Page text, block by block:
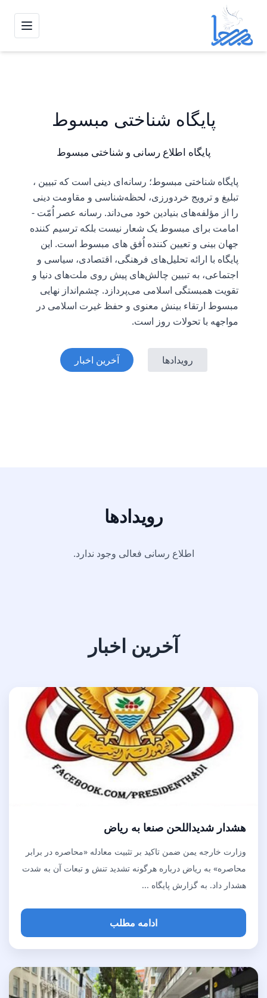
منو
پایگاه شناختی مبسوط
پایگاه اطلاع رسانی و شناختی مبسوط
پایگاه شناختی مبسوط؛ رسانه‌ای دینی است که تبیین ،
تبلیغ و ترویج خردورزی، لحظه‌شناسی و مقاومت دینی
را از مؤلفه‌های بنیادین خود می‌داند. رسانه عصر اُمّت -
امامت برای مبسوط یک شعار نیست بلکه ترسیم کننده
جهان بینی و تعیین کننده اُفق های مبسوط است. این
پایگاه با ارائه تحلیل‌های فرهنگی، اقتصادی، سیاسی و
اجتماعی، به تبیین چالش‌های پیش روی ملت‌های دنیا و
تقویت همبستگی اسلامی می‌پردازد. چشم‌انداز نهایی
مبسوط ارتقاء بینش معنوی و حفظ غیرت اسلامی در
مواجهه با تحولات روز است.
آخرین اخبار رویدادها
رویدادها
اطلاع رسانی فعالی وجود ندارد.
آخرین اخبار
هشدار شدیداللحن صنعا به ریاض
وزارت خارجه یمن ضمن تاکید بر تثبیت معادله «محاصره در برابر
محاصره» به ریاض درباره هرگونه تشدید تنش و تبعات آن به شدت
هشدار داد. به گزارش پایگاه ...
ادامه مطلب